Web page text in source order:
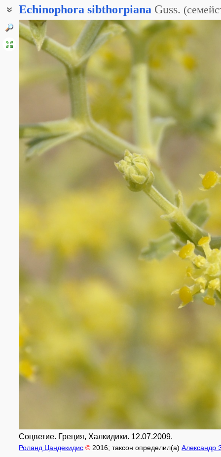
Echinophora sibthorpiana Guss. (
Колюченосец Зибторпа
Колюченосник Сибторпа
Соцветие. Греция, Халкидики. 12.07.2009.
Роланд Цандекидис © 2016; таксон определил(а) Александр